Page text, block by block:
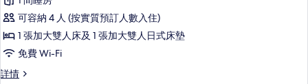
Basic
Quadruple
Room
的
相
可容納 4 人 (按實質預訂人數入住)
1 張加大雙人床及 1 張加大雙人日式床墊
免費 Wi-Fi
詳情
Basic